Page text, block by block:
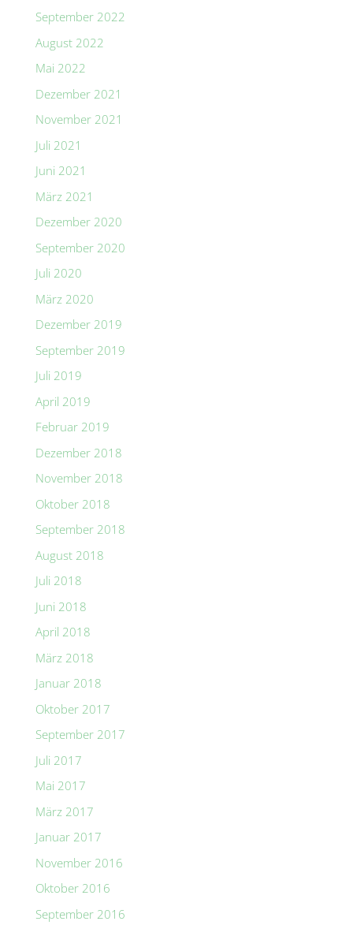
September 2022
August 2022
Mai 2022
Dezember 2021
November 2021
Juli 2021
Juni 2021
März 2021
Dezember 2020
September 2020
Juli 2020
März 2020
Dezember 2019
September 2019
Juli 2019
April 2019
Februar 2019
Dezember 2018
November 2018
Oktober 2018
September 2018
August 2018
Juli 2018
Juni 2018
April 2018
März 2018
Januar 2018
Oktober 2017
September 2017
Juli 2017
Mai 2017
März 2017
Januar 2017
November 2016
Oktober 2016
September 2016